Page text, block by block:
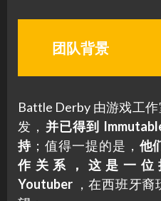
团队背景
Battle Derby 由游戏工作
发， 并已得到
持；值得一提的是， 他
作关系，这是一位
Youtuber ，在西班牙